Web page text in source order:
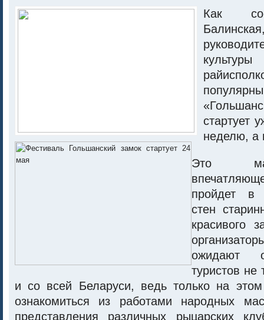
Как
стартует
неделю, а
Это
пройдет в
стен
красивого
ожидают
туристов не
и со всей Беларуси, ведь только на
ознакомиться из работами народных
представления различных рыцарских